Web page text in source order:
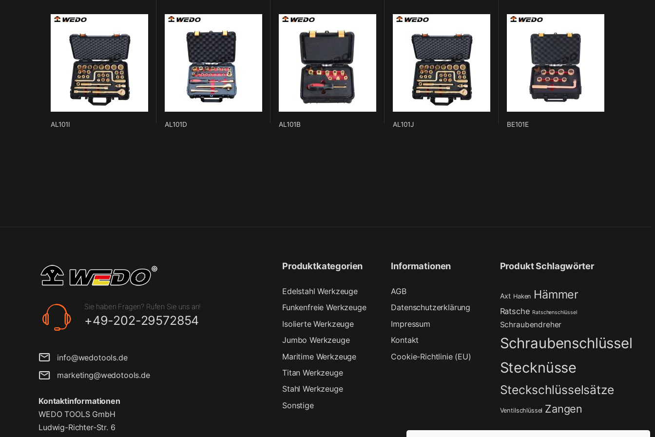
AL101I AL101D AL101B AL101J BE101E
Sie haben Fragen? Rufen Sie uns an!
+49-202-29572854
info@wedotools.de
marketing@wedotools.de
Kontaktinformationen
WEDO TOOLS GmbH
Ludwig-Richter-Str. 6
Produktkategorien
Edelstahl Werkzeuge
Funkenfreie Werkzeuge
Isolierte Werkzeuge
Jumbo Werkzeuge
Maritime Werkzeuge
Titan Werkzeuge
Stahl Werkzeuge
Sonstige
Informationen
AGB
Datenschutzerklärung
Impressum
Kontakt
Cookie-Richtlinie (EU)
Produkt Schlagwörter
Axt Haken Hämmer
Ratsche Ratschenschlüssel
Schraubendreher
Schraubenschlüssel
Stecknüsse
Steckschlüsselsätze
Ventilschlüssel Zangen